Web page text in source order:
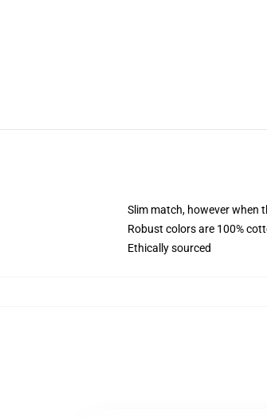
Slim match, however when
Robust colors are 100%
Ethically sourced